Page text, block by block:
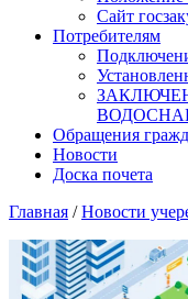
Сайт
Потребителям
Обращения
Новости
Доска почета
Главная /Новости